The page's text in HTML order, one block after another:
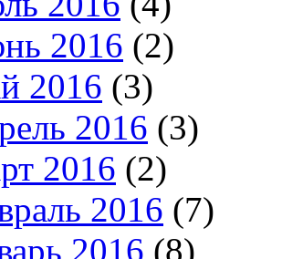
2016 (2)
2016 (3)
2016 (3)
2016 (2)
2016 (7)
2016 (8)